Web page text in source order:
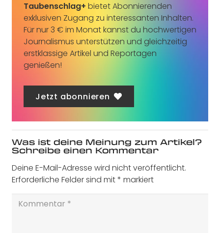
Taubenschlag+ bietet Abonnierenden
exklusiven Zugang zu interessanten Inhalten.
Für nur 3 € im Monat kannst du hochwertigen
Journalismus unterstützen und gleichzeitig
erstklassige Artikel und Reportagen
genießen!
Jetzt abonnieren
Was ist deine Meinung zum Artikel?
Schreibe einen Kommentar
Deine E-Mail-Adresse wird nicht veröffentlicht.
Erforderliche Felder sind mit* markiert